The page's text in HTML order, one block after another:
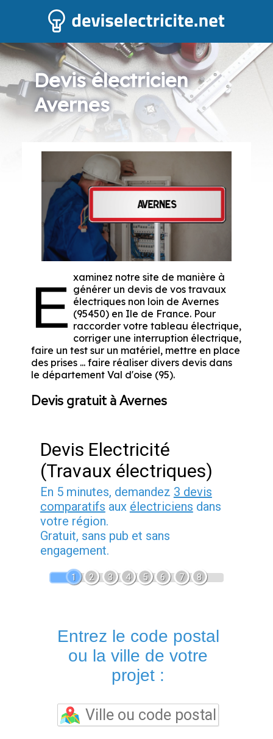
Devis électricien
Avernes
E xaminez notre site de manière à
générer un devis de vos travaux
électriques non loin de Avernes
(95450) en Ile de France. Pour
raccorder votre tableau électrique,
corriger une interruption électrique,
faire un test sur un matériel, mettre en place
des prises ... faire réaliser divers devis dans
le département Val d'oise (95).
Devis gratuit à Avernes
Devis Electricité
(Travaux électriques)
En 5 minutes, demandez 3 devis
comparatifs aux électriciens dans
votre région.
Gratuit, sans pub et sans
engagement.
1 2 3 4 5 6 7 8
Entrez le code postal
ou la ville de votre
projet :